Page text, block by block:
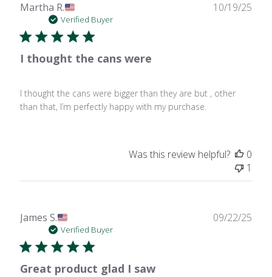
Martha R.
Verified Buyer
I thought the cans were
I thought the cans were bigger than they are but , other
than that, I’m perfectly happy with my purchase.
10/19/25
Was this review helpful?
0
1
James S.
Verified Buyer
Great product glad I saw
09/22/25